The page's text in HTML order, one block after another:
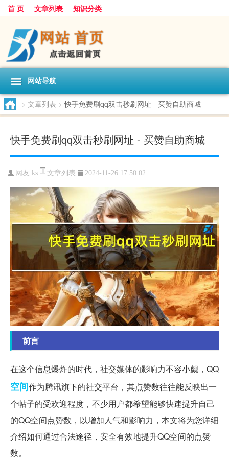
首 页 文章列表 知识分类
网站导航
> 文章列表 > 快手免费刷qq双击秒刷网址 - 买赞自助商城
快手免费刷qq双击秒刷网址 - 买赞自助商城
网友:ks 文章列表 2024-11-26 17:50:02
前言
在这个信息爆炸的时代，社交媒体的影响力不容小觑，QQ
空间作为腾讯旗下的社交平台，其点赞数往往能反映出一
个帖子的受欢迎程度，不少用户都希望能够快速提升自己
的QQ空间点赞数，以增加人气和影响力，本文将为您详细
介绍如何通过合法途径，安全有效地提升QQ空间的点赞
数。